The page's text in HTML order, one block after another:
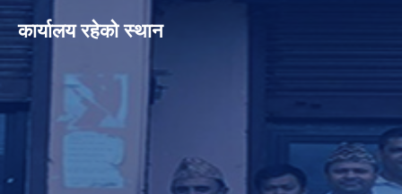
कार्यालय रहेको स्थान